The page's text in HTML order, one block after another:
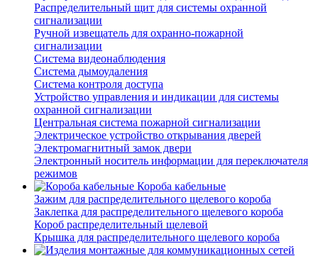
Распределительный щит для системы охранной
сигнализации
Ручной извещатель для охранно-пожарной
сигнализации
Система видеонаблюдения
Система дымоудаления
Система контроля доступа
Устройство управления и индикации для системы
охранной сигнализации
Центральная система пожарной сигнализации
Электрическое устройство открывания дверей
Электромагнитный замок двери
Электронный носитель информации для переключателя
режимов
Короба кабельные
Зажим для распределительного щелевого короба
Заклепка для распределительного щелевого короба
Короб распределительный щелевой
Крышка для распределительного щелевого короба